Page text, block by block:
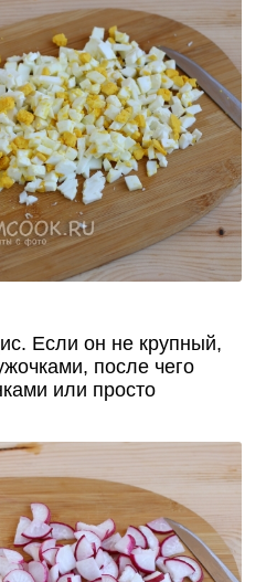
Если он не крупный,
после чего
или просто